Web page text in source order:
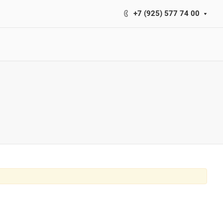
+7 (925) 577 74 00